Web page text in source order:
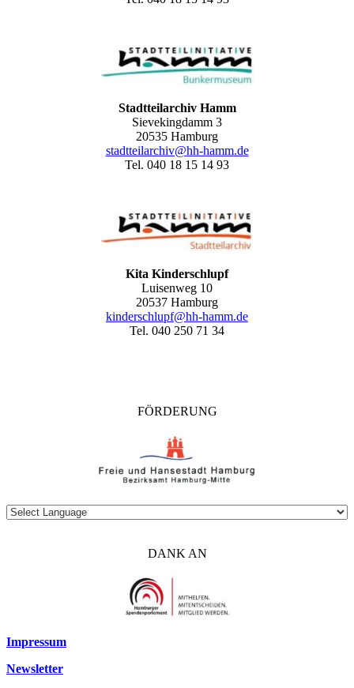
Stadtteilarchiv Hamm
Sievekingdamm 3
20535 Hamburg
stadtteilarchiv@hh-hamm.de
Tel. 040 18 15 14 93
Kita Kinderschlupf
Luisenweg 10
20537 Hamburg
kinderschlupf@hh-hamm.de
Tel. 040 250 71 34
FÖRDERUNG
DANK AN
Impressum
Newsletter